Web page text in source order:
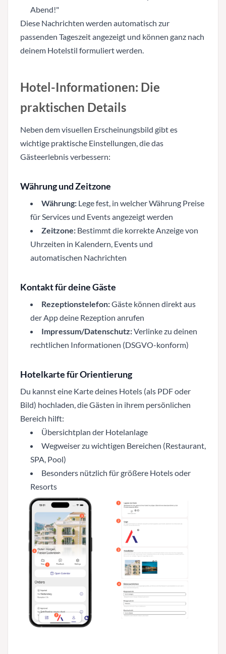
Abend!"
Diese Nachrichten werden automatisch zur
passenden Tageszeit angezeigt und können ganz nach
deinem Hotelstil formuliert werden.
Hotel-Informationen: Die
praktischen Details
Neben dem visuellen Erscheinungsbild gibt es
wichtige praktische Einstellungen, die das
Gästeerlebnis verbessern:
Währung und Zeitzone
Währung: Lege fest, in welcher Währung Preise
für Services und Events angezeigt werden
Zeitzone: Bestimmt die korrekte Anzeige von
Uhrzeiten in Kalendern, Events und
automatischen Nachrichten
Kontakt für deine Gäste
Rezeptionstelefon:Gäste können direkt aus
der App deine Rezeption anrufen
Impressum/Datenschutz:Verlinke zu deinen
rechtlichen Informationen (DSGVO-konform)
Hotelkarte für Orientierung
Du kannst eine Karte deines Hotels (als PDF oder
Bild) hochladen, die Gästen in ihrem persönlichen
Bereich hilft:
Übersichtplan der Hotelanlage
Wegweiser zu wichtigen Bereichen (Restaurant,
SPA, Pool)
Besonders nützlich für größere Hotels oder
Resorts